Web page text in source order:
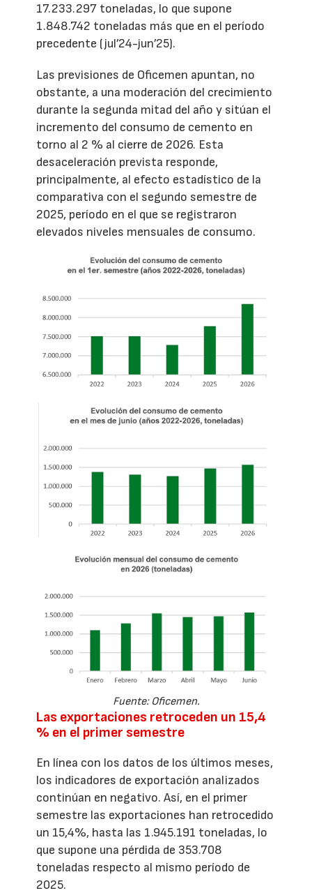
17.233.297 toneladas, lo que supone
1.848.742 toneladas más que en el período
precedente (jul’24-jun’25).
Las previsiones de Oficemen apuntan, no
obstante, a una moderación del crecimiento
durante la segunda mitad del año y sitúan el
incremento del consumo de cemento en
torno al 2 % al cierre de 2026. Esta
desaceleración prevista responde,
principalmente, al efecto estadístico de la
comparativa con el segundo semestre de
2025, período en el que se registraron
elevados niveles mensuales de consumo.
Fuente: Oficemen.
Las exportaciones retroceden un 15,4
% en el primer semestre
En línea con los datos de los últimos meses,
los indicadores de exportación analizados
continúan en negativo. Así, en el primer
semestre las exportaciones han retrocedido
un 15,4%, hasta las 1.945.191 toneladas, lo
que supone una pérdida de 353.708
toneladas respecto al mismo período de
2025.